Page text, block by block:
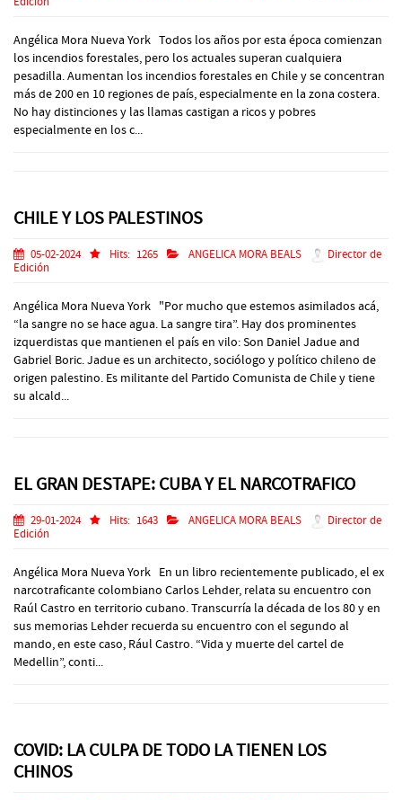
Angélica Mora Nueva York Todos los años por esta época comienzan
los incendios forestales, pero los actuales superan cualquiera
pesadilla. Aumentan los incendios forestales en Chile y se concentran
más de 200 en 10 regiones de país, especialmente en la zona costera.
No hay distinciones y las llamas castigan a ricos y pobres
especialmente en los c...
CHILE Y LOS PALESTINOS
05-02-2024 Hits: 1265 ANGELICA MORA BEALS
Director de
Edición
Angélica Mora Nueva York "Por mucho que estemos asimilados acá,
“la sangre no se hace agua. La sangre tira”. Hay dos prominentes
izquerdistas que mantienen el país en vilo: Son Daniel Jadue and
Gabriel Boric. Jadue es un architecto, sociólogo y político chileno de
origen palestino. Es militante del Partido Comunista de Chile y tiene
su alcald...
EL GRAN DESTAPE: CUBA Y EL NARCOTRAFICO
29-01-2024 Hits: 1643 ANGELICA MORA BEALS
Director de
Edición
Angélica Mora Nueva York En un libro recientemente publicado, el ex
narcotraficante colombiano Carlos Lehder, relata su encuentro con
Raúl Castro en territorio cubano. Transcurría la década de los 80 y en
sus memorias Lehder recuerda su encuentro con el segundo al
mando, en este caso, Rául Castro. “Vida y muerte del cartel de
Medellin”, conti...
COVID: LA CULPA DE TODO LA TIENEN LOS
CHINOS